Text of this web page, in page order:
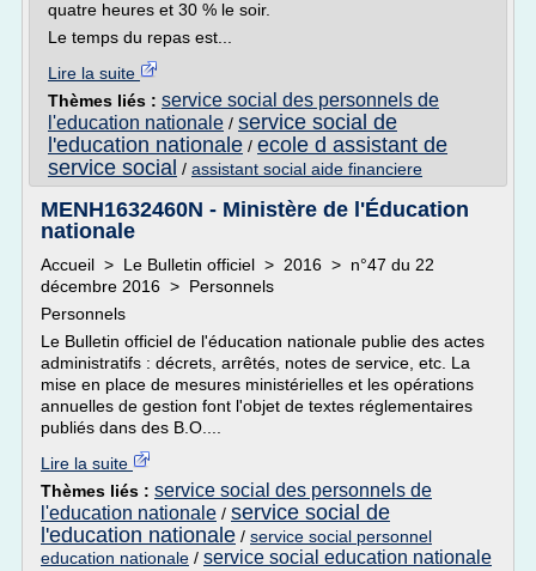
quatre heures et 30 % le soir.
Le temps du repas est...
Lire la suite
Thèmes liés : service social des personnels de
l'education nationale / service social de
l'education nationale / ecole d assistant de
service social / assistant social aide financiere
MENH1632460N - Ministère de l'Éducation
nationale
Accueil > Le Bulletin officiel > 2016 > n°47 du 22
décembre 2016 > Personnels
Personnels
Le Bulletin officiel de l'éducation nationale publie des actes
administratifs : décrets, arrêtés, notes de service, etc. La
mise en place de mesures ministérielles et les opérations
annuelles de gestion font l'objet de textes réglementaires
publiés dans des B.O....
Lire la suite
Thèmes liés : service social des personnels de
l'education nationale / service social de
l'education nationale / service social personnel
education nationale / service social education nationale